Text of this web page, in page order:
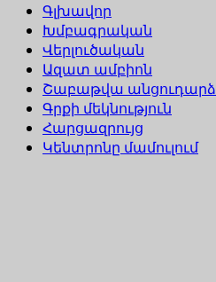
Գլխավոր
Խմբագրական
Վերլուծական
Ազատ ամբիոն
Շաբաթվա անցուդարձ
Գրքի մեկնություն
Հարցազրույց
Կենտրոնը մամուլում